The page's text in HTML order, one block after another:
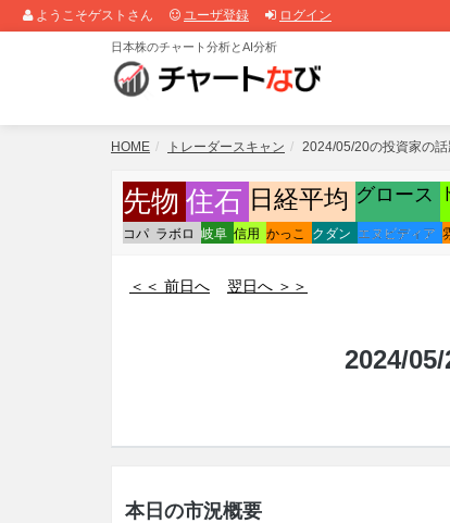
ようこそゲストさん ユーザ登録 ログイン
日本株のチャート分析とAI分析
HOME トレーダースキャン 2024/05/20の投資家の話
先物 住石 日経平均 グロース
コパ ラボロ 岐阜 信用 かっこ クダン エヌビディア
＜＜ 前日へ 翌日へ ＞＞
2024/
本日の市況概要